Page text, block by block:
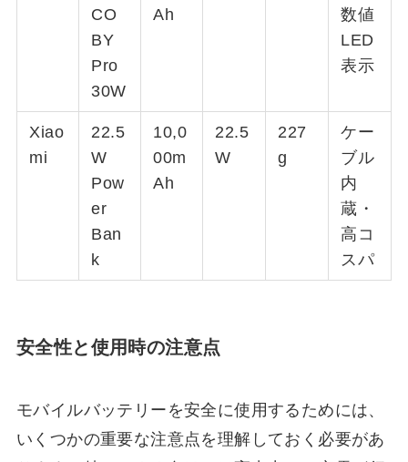
CO
BY
Pro
30W
Ah
数値
LED
表示
Xiao
mi
22.5
W
Pow
er
Ban
k
10,0
00m
Ah
22.5
W
227
g
ケー
ブル
内
蔵・
高コ
スパ
安全性と使用時の注意点
モバイルバッテリーを安全に使用するためには、
いくつかの重要な注意点を理解しておく必要があ